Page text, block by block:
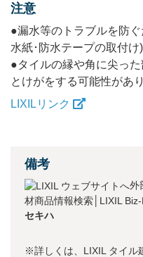
注意
●漏水等のトラブルを防
水紙･防水テープの取付け
●タイルの縁や角に尖っ
とけがをする可能性があ
LIXILリンク
備考
外
材商品情報検索│LIXIL
セキハ
※詳しくは、LIXIL タイル